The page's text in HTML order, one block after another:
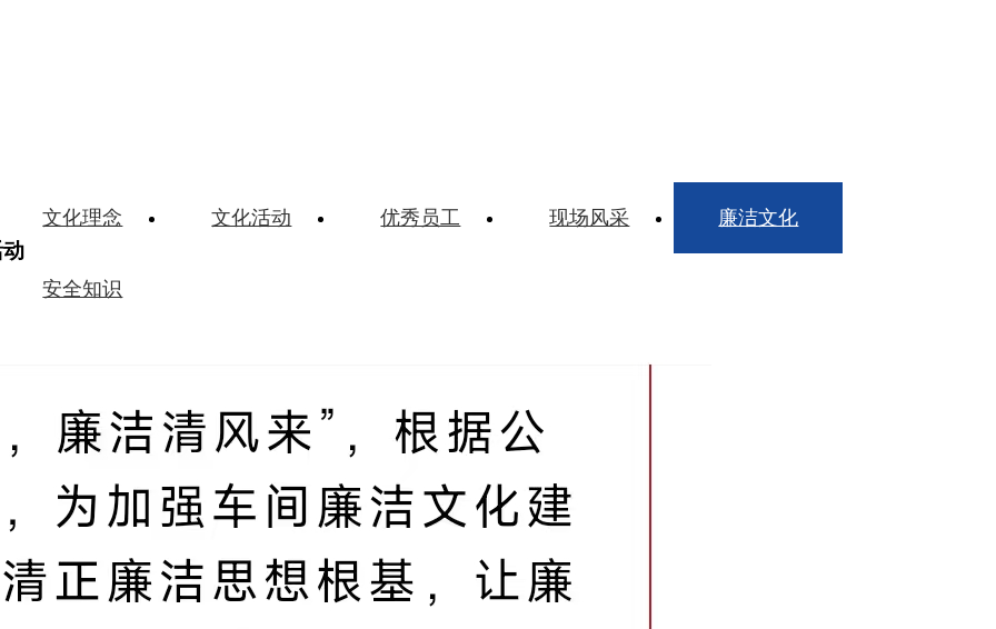
文化理念 文化活动 优秀员工 现场风采 廉洁文化
安全知识